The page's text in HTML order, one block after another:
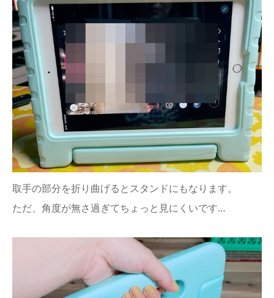
取手の部分を折り曲げるとスタンドにもなります。
ただ、角度が無さ過ぎてちょっと見にくいです…